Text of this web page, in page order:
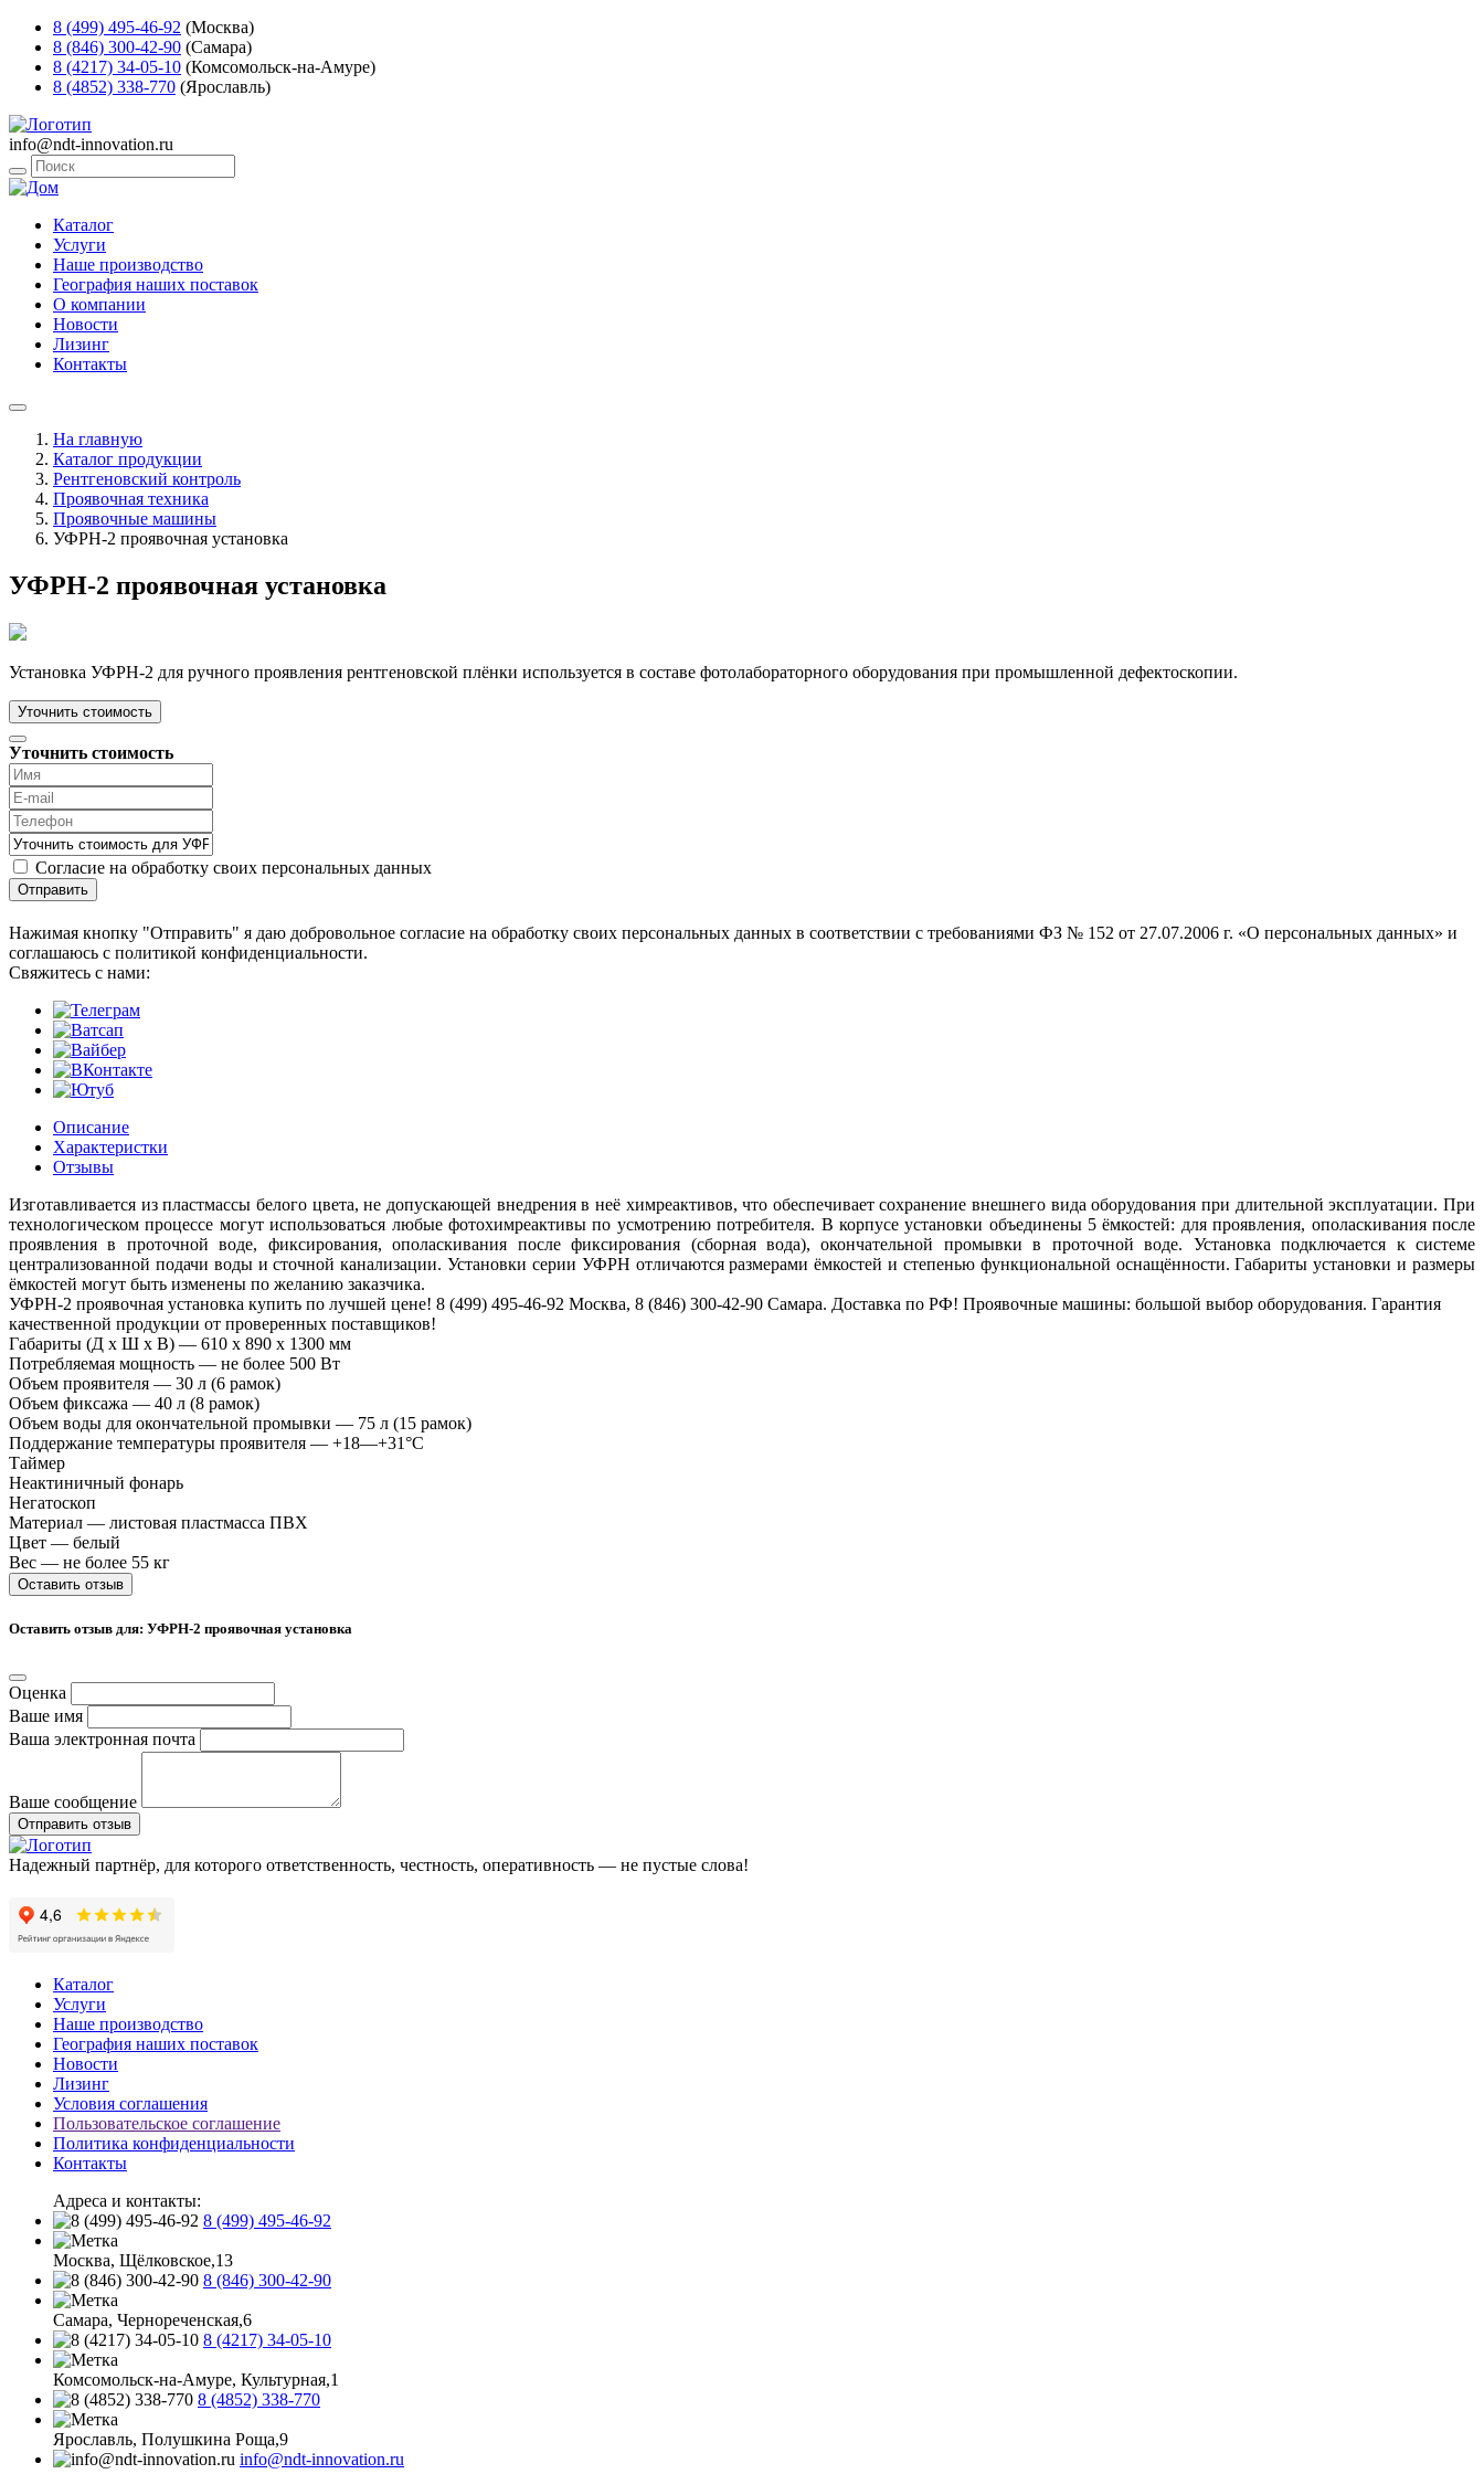
8 (499) 495-46-92 (Москва)
8 (846) 300-42-90 (Самара)
8 (4217) 34-05-10 (Комсомольск-на-Амуре)
8 (4852) 338-770 (Ярославль)
info@ndt-innovation.ru
Каталог
Услуги
Наше производство
География наших поставок
О компании
Новости
Лизинг
Контакты
На главную
Каталог продукции
Рентгеновский контроль
Проявочная техника
Проявочные машины
УФРН-2 проявочная установка
УФРН-2 проявочная установка
Установка УФРН-2 для ручного проявления рентгеновской плёнки используется в составе фотолабораторного оборудования при промышленной дефектоскопии.
Уточнить стоимость
Уточнить стоимость
Согласие на обработку своих персональных данных
Отправить
Нажимая кнопку "Отправить" я даю добровольное согласие на обработку своих персональных данных в соответствии с требованиями ФЗ № 152 от 27.07.2006 г. «О персональных данных» и
соглашаюсь с политикой конфиденциальности.
Cвяжитесь с нами:
Описание
Характеристки
Отзывы
Изготавливается из пластмассы белого цвета, не допускающей внедрения в неё химреактивов, что обеспечивает сохранение внешнего вида оборудования при длительной эксплуатации. При
технологическом процессе могут использоваться любые фотохимреактивы по усмотрению потребителя. В корпусе установки объединены 5 ёмкостей: для проявления, ополаскивания после
проявления в проточной воде, фиксирования, ополаскивания после фиксирования (сборная вода), окончательной промывки в проточной воде. Установка подключается к системе
централизованной подачи воды и сточной канализации. Установки серии УФРН отличаются размерами ёмкостей и степенью функциональной оснащённости. Габариты установки и размеры
ёмкостей могут быть изменены по желанию заказчика.
УФРН-2 проявочная установка купить по лучшей цене! 8 (499) 495-46-92 Москва, 8 (846) 300-42-90 Самара. Доставка по РФ! Проявочные машины: большой выбор оборудования. Гарантия
качественной продукции от проверенных поставщиков!
Габариты (Д х Ш х В) — 610 х 890 х 1300 мм
Потребляемая мощность — не более 500 Вт
Объем проявителя — 30 л (6 рамок)
Объем фиксажа — 40 л (8 рамок)
Объем воды для окончательной промывки — 75 л (15 рамок)
Поддержание температуры проявителя — +18—+31°С
Таймер
Неактиничный фонарь
Негатоскоп
Материал — листовая пластмасса ПВХ
Цвет — белый
Вес — не более 55 кг
Оставить отзыв
Оставить отзыв для: УФРН-2 проявочная установка
Оценка
Ваше имя
Ваша электронная почта
Ваше сообщение
Отправить отзыв
Надежный партнёр, для которого ответственность, честность, оперативность — не пустые слова!
Каталог
Услуги
Наше производство
География наших поставок
Новости
Лизинг
Условия соглашения
Пользовательское соглашение
Политика конфиденциальности
Контакты
Адреса и контакты:
8 (499) 495-46-92
Москва, Щёлковское,13
8 (846) 300-42-90
Самара, Чернореченская,6
8 (4217) 34-05-10
Комсомольск-на-Амуре, Культурная,1
8 (4852) 338-770
Ярославль, Полушкина Роща,9
info@ndt-innovation.ru